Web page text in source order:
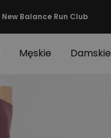
New Balance Run Club
Męskie Damskie